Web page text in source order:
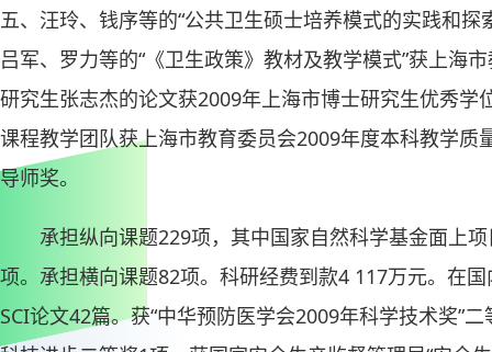
五、汪玲、钱序等的“公共卫生硕士培养模式的实践和
吕军、罗力等的“《卫生政策》教材及教学模式”获上海
研究生张志杰的论文获2009年上海市博士研究生优秀学
课程教学团队获上海市教育委员会2009年度本科教学质
导师奖。
承担纵向课题229项，其中国家自然科学基金面上
项。承担横向课题82项。科研经费到款4 117万元。在
SCI论文42篇。获“中华预防医学会2009年科学技术奖”